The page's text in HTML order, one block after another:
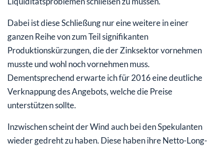
Dabei ist diese Schließung nur eine weitere in einer
ganzen Reihe von zum Teil signifikanten
Produktionskürzungen, die der Zinksektor vornehmen
musste und wohl noch vornehmen muss.
Dementsprechend erwarte ich für 2016 eine deutliche
Verknappung des Angebots, welche die Preise
unterstützen sollte.
Inzwischen scheint der Wind auch bei den Spekulanten
wieder gedreht zu haben. Diese haben ihre Netto-Long-